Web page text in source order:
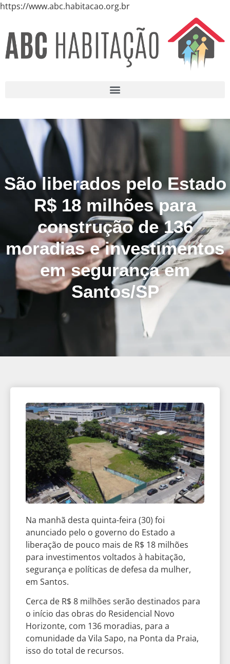
https://www.abc.habitacao.org.br
São liberados pelo Estado
R$ 18 milhões para
construção de 136
moradias e investimentos
em segurança em
Santos/SP
Na manhã desta quinta-feira (30) foi
anunciado pelo o governo do Estado a
liberação de pouco mais de R$ 18 milhões
para investimentos voltados à habitação,
segurança e políticas de defesa da mulher,
em Santos.
Cerca de R$ 8 milhões serão destinados para
o início das obras do Residencial Novo
Horizonte, com 136 moradias, para a
comunidade da Vila Sapo, na Ponta da Praia,
isso do total de recursos.